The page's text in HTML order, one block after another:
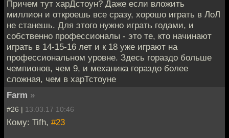
Причем тут харДстоун? Даже если вложить
миллион и откроешь все сразу, хорошо играть в ЛоЛ
не станешь. Для этого нужно играть годами, и
собственно профессионалы - это те, кто начинают
играть в 14-15-16 лет и к 18 уже играют на
профессиональном уровне. Здесь гораздо больше
чемпионов, чем 9, и механика гораздо более
сложная, чем в харТстоуне
Farm »
#26 | 13.03.17 10:46
Кому: Tifh, #23